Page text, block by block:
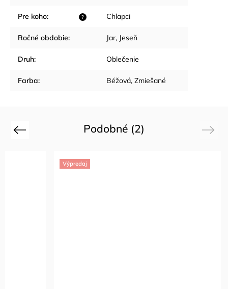
?
Pre koho: Chlapci
Ročné obdobie: Jar, Jeseň
Druh: Oblečenie
Farba: Béžová, Zmiešané
Podobné (2)
Previous
Výpredaj
Next